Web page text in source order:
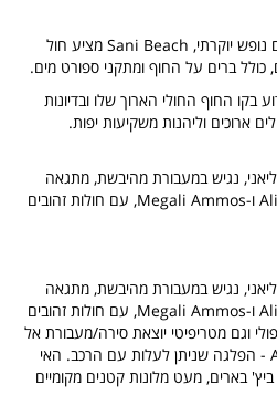
: ממוקם בתוך מתחם נופש יוקרתי, Sani Beach מציע חול
כולל ברים על החוף ומתקני ספורט מים.
בקו החוף החולי הארוך שלו ובדיונות
ארוכים וליהנות משקיעות יפות.
נגיש במעבורת מהיבשת, מתגאה
במספר חופים מדהימים, כולל Alikes ו-Megali Ammos, עם חולות זהובים
נגיש במעבורת מהיבשת, מתגאה
במספר חופים מדהימים, כולל Alikes ו-Megali Ammos, עם חולות זהובים
וגם מטריפיטי יוצאת סירה/מעבורת אל
האי הקטן אמוליאני Ammouliani - הפלגה שניתן לעלות עם הרכב. האי
ביץ' בארים, מעט מלונות קטנים מקומיים